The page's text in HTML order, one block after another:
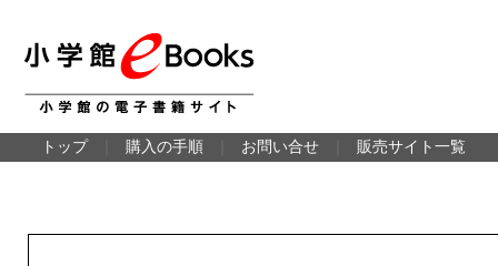
トップ 購入の手順 お問い合せ 販売サイト一覧